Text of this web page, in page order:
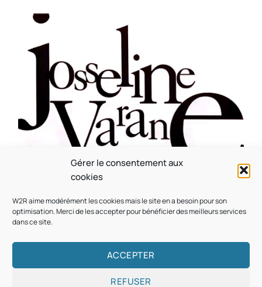
Gérer le consentement aux
cookies
W2R aime modérément les cookies mais le site en a besoin pour son
optimisation. Merci de les accepter pour bénéficier des meilleurs services
dans ce site.
ACCEPTER
REFUSER
MUSICALE
Souvenir : 1996
On05/03/2026byWebmaster2Risi